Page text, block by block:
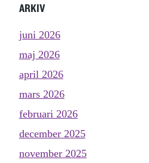
ARKIV
juni 2026
maj 2026
april 2026
mars 2026
februari 2026
december 2025
november 2025